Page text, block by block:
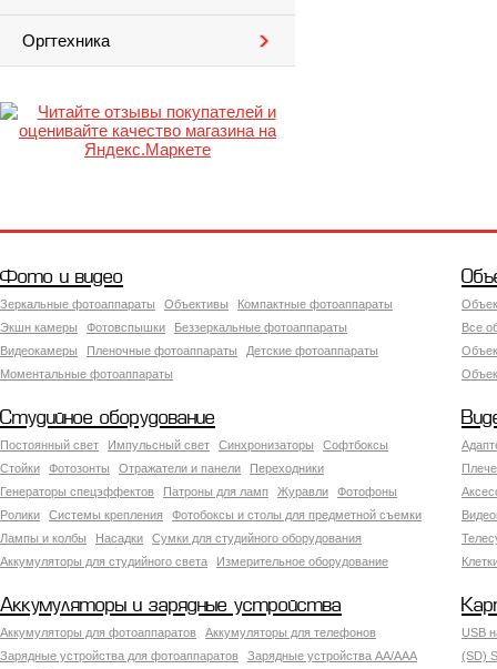
Оргтехника
Фото и видео
Зеркальные фотоаппараты Объективы
Компактные фотоаппараты
Экшн камеры
Фотовспышки
Беззеркальные фотоаппараты
Видеокамеры
Пленочные фотоаппараты
Детские фотоаппараты
Моментальные фотоаппараты
Все
Студийное оборудование
Постоянный свет Импульсный свет Синхронизаторы
Софтбоксы
Стойки
Фотозонты Отражатели и панели
Переходники
Генераторы спецэффектов
Патроны для ламп Журавли
Фотофоны
Ролики
Системы крепления
Фотобоксы и столы для предметной съемки
Лампы и колбы
Насадки
Сумки для студийного оборудования
Аккумуляторы для студийного света
Измерительное оборудование
Аккумуляторы и зарядные устройства
Аккумуляторы для фотоаппаратов
Аккумуляторы для телефонов
Зарядные устройства для фотоаппаратов
Зарядные устройства AA/AAA
USB
(SD)